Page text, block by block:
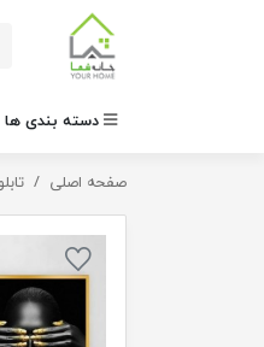
دسته بندی ها
صفحه اصلی
تابلو پازلی 3 تکه بلک